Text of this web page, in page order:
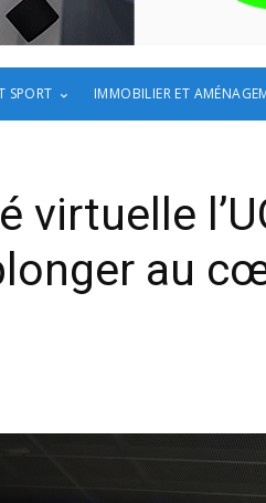
SPORT IMMOBILIER ET
virtuelle
au